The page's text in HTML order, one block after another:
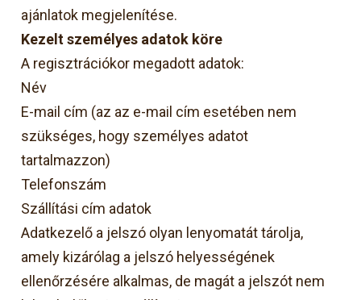
ajánlatok megjelenítése.
Kezelt személyes adatok köre
A regisztrációkor megadott adatok:
Név
E-mail cím (az az e-mail cím esetében nem
szükséges, hogy személyes adatot
tartalmazzon)
Telefonszám
Szállítási cím adatok
Adatkezelő a jelszó olyan lenyomatát tárolja,
amely kizárólag a jelszó helyességének
ellenőrzésére alkalmas, de magát a jelszót nem